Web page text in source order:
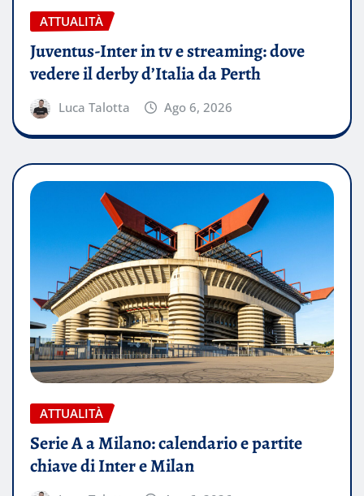
ATTUALITÀ
Juventus-Inter in tv e streaming: dove
vedere il derby d’Italia da Perth
Luca Talotta Ago 6, 2026
ATTUALITÀ
Serie A a Milano: calendario e partite
chiave di Inter e Milan